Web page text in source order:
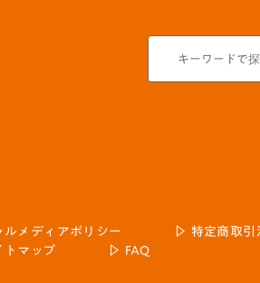
ルメディアポリシー
特定商取引
トマップ
FAQ